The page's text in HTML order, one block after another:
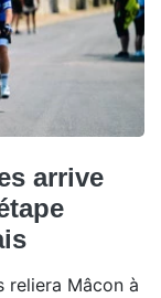
arrive
reliera Mâcon à